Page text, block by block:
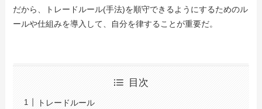
だから、トレードルール(手法)を順守できるようにするためのル
ールや仕組みを導入して、自分を律することが重要だ。
目次
トレードルール